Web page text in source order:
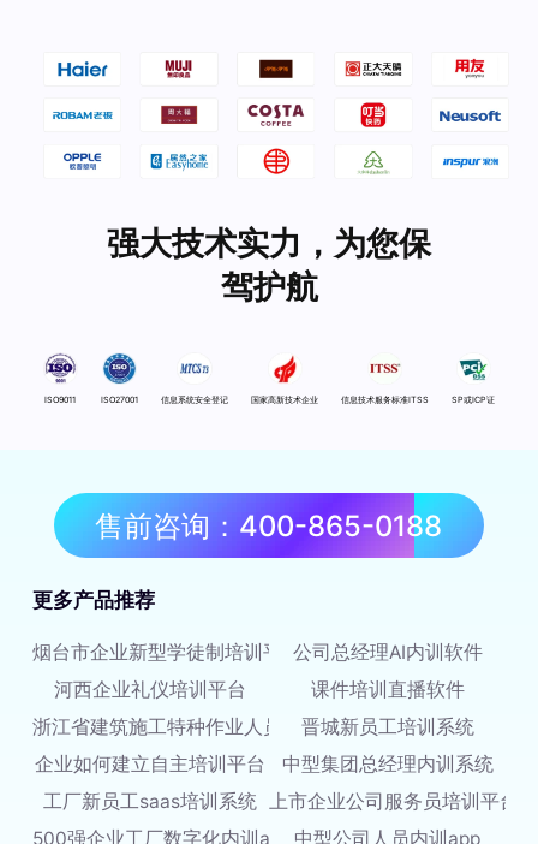
强大技术实力，为您保
驾护航
ISO9011 ISO27001 信息系统安全登记 国家高新技术企业 信息技术服务标准ITSS SP或ICP证
售前咨询：400-865-0188
更多产品推荐
烟台市企业新型学徒制培训平台公司总经理AI内训软件
河西企业礼仪培训平台
课件培训直播软件
浙江省建筑施工特种作业人员培训平台晋城新员工培训系统
企业如何建立自主培训平台
中型集团总经理内训系统
工厂新员工saas培训系统 上市企业公司服务员培训平台
500强企业工厂数字化内训app
中型公司人员内训app